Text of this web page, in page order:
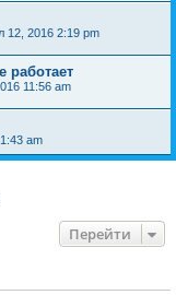
12, 2016 2:19 pm
работает
11:56 am
am
Перейти